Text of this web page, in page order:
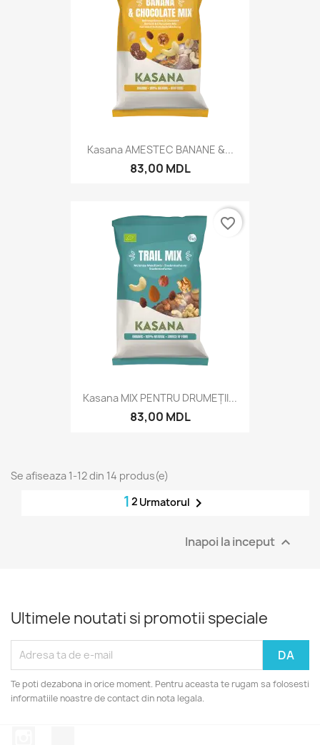
Kasana AMESTEC BANANE &...
83,00 MDL
Kasana MIX PENTRU DRUMEȚII...
83,00 MDL
favorite_border
Se afiseaza 1-12 din 14 produs(e)
1 2 Urmatorul 
Inapoi la inceput 
Ultimele noutati si promotii speciale
Te poti dezabona in orice moment. Pentru aceasta te rugam sa folosesti
informatiile noastre de contact din nota legala.